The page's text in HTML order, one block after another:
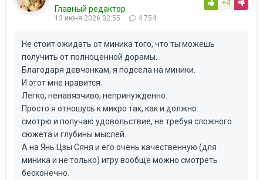
Главный редактор
13 июня 2026 02:55 4 754
+4
Не стоит ожидать от миника того, что ты можешь
получить от полноценной дорамы.
Благодаря девчонкам, я подсела на миники.
И этот мне нравится.
Легко, ненавязчиво, непринужденно.
Просто я отношусь к микро так, как и должно:
смотрю и получаю удовольствие, не требуя сложного
сюжета и глубины мыслей.
А на Янь Цзы Сяня и его очень качественную (для
миника и не только) игру вообще можно смотреть
бесконечно.